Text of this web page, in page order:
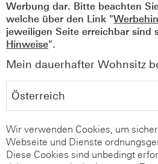
Werbung dar. Bitte beachten
welche über den Link "
jeweiligen Seite erreichbar sind
Hinweise".
Mein dauerhafter Wohnsitz
Wir verwenden Cookies, um
Webseite und Dienste
Diese Cookies sind unbedingt